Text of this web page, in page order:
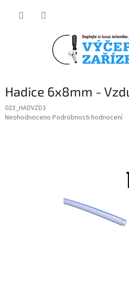
Hadice 6x8mm -
023_HADVZD3
Průměrné
Neohodnoceno Podrobnosti hodnocení